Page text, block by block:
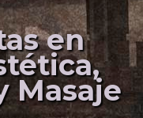
en
Masaje